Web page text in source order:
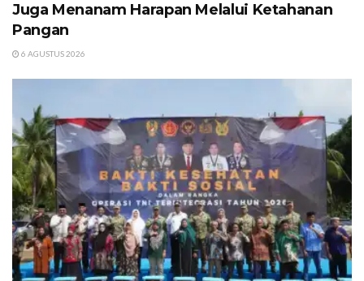
Juga Menanam Harapan Melalui Ketahanan
Pangan
6 AGUSTUS 2026